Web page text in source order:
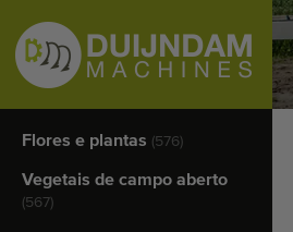
Flores e plantas (576)
Vegetais de campo aberto
(567)